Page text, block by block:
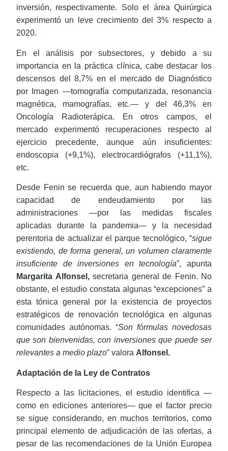
inversión, respectivamente. Solo el área Quirúrgica
experimentó un leve crecimiento del 3% respecto a
2020.
En el análisis por subsectores, y debido a su
importancia en la práctica clínica, cabe destacar los
descensos del 8,7% en el mercado de Diagnóstico
por Imagen —tomografía computarizada, resonancia
magnética, mamografías, etc.— y del 46,3% en
Oncología Radioterápica. En otros campos, el
mercado experimentó recuperaciones respecto al
ejercicio precedente, aunque aún insuficientes:
endoscopia (+9,1%), electrocardiógrafos (+11,1%),
etc.
Desde Fenin se recuerda que, aun habiendo mayor
capacidad de endeudamiento por las
administraciones —por las medidas fiscales
aplicadas durante la pandemia— y la necesidad
perentoria de actualizar el parque tecnológico, “sigue
existiendo, de forma general, un volumen claramente
insuficiente de inversiones en tecnología”, apunta
Margarita Alfonsel, secretaria general de Fenin. No
obstante, el estudio constata algunas “excepciones” a
esta tónica general por la existencia de proyectos
estratégicos de renovación tecnológica en algunas
comunidades autónomas. “Son fórmulas novedosas
que son bienvenidas, con inversiones que puede ser
relevantes a medio plazo” valora Alfonsel.
Adaptación de la Ley de Contratos
Respecto a las licitaciones, el estudio identifica —
como en ediciones anteriores— que el factor precio
se sigue considerando, en muchos territorios, como
principal elemento de adjudicación de las ofertas, a
pesar de las recomendaciones de la Unión Europea